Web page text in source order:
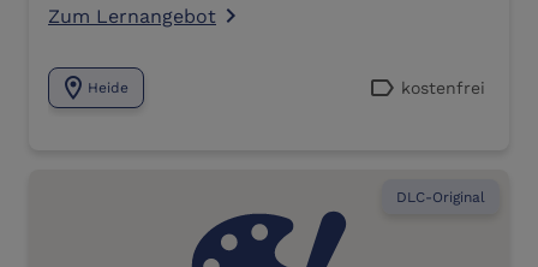
Zum Lernangebot navigate_next
location_on Heide label kostenfrei
DLC-Original